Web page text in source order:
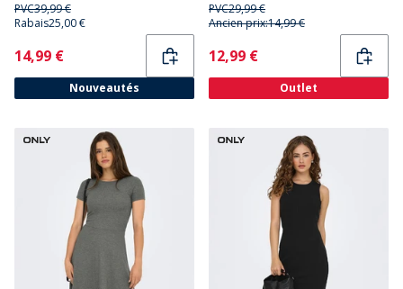
PVC39,99 €
Rabais25,00 €
Current
14,99 €
Nouveautés
PVC29,99 €
Ancien prix:14,99 €
Current
12,99 €
Outlet